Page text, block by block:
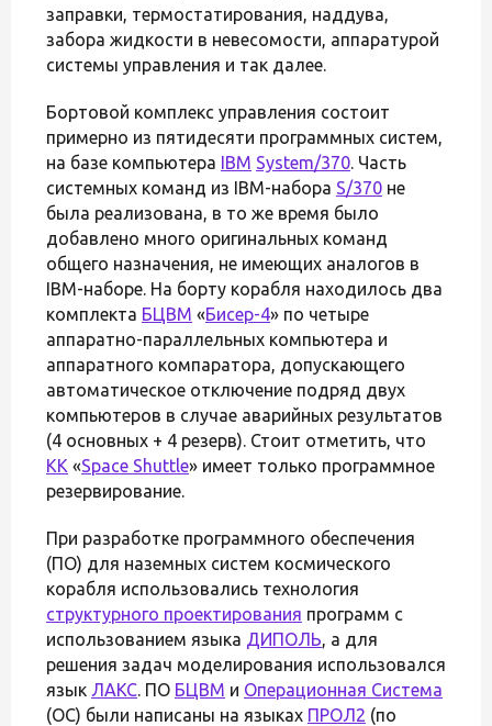
заправки, термостатирования, наддува,
забора жидкости в невесомости, аппаратурой
системы управления и так далее.
Бортовой комплекс управления состоит
примерно из пятидесяти программных систем,
на базе компьютера IBM System/370. Часть
системных команд из IBM-набора S/370 не
была реализована, в то же время было
добавлено много оригинальных команд
общего назначения, не имеющих аналогов в
IBM-наборе. На борту корабля находилось два
комплекта БЦВМ «Бисер-4» по четыре
аппаратно-параллельных компьютера и
аппаратного компаратора, допускающего
автоматическое отключение подряд двух
компьютеров в случае аварийных результатов
(4 основных + 4 резерв). Стоит отметить, что
КК «Space Shuttle» имеет только программное
резервирование.
При разработке программного обеспечения
(ПО) для наземных систем космического
корабля использовались технология
структурного проектирования программ с
использованием языка ДИПОЛЬ, а для
решения задач моделирования использовался
язык ЛАКС. ПО БЦВМ и Операционная Система
(ОС) были написаны на языках ПРОЛ2 (по